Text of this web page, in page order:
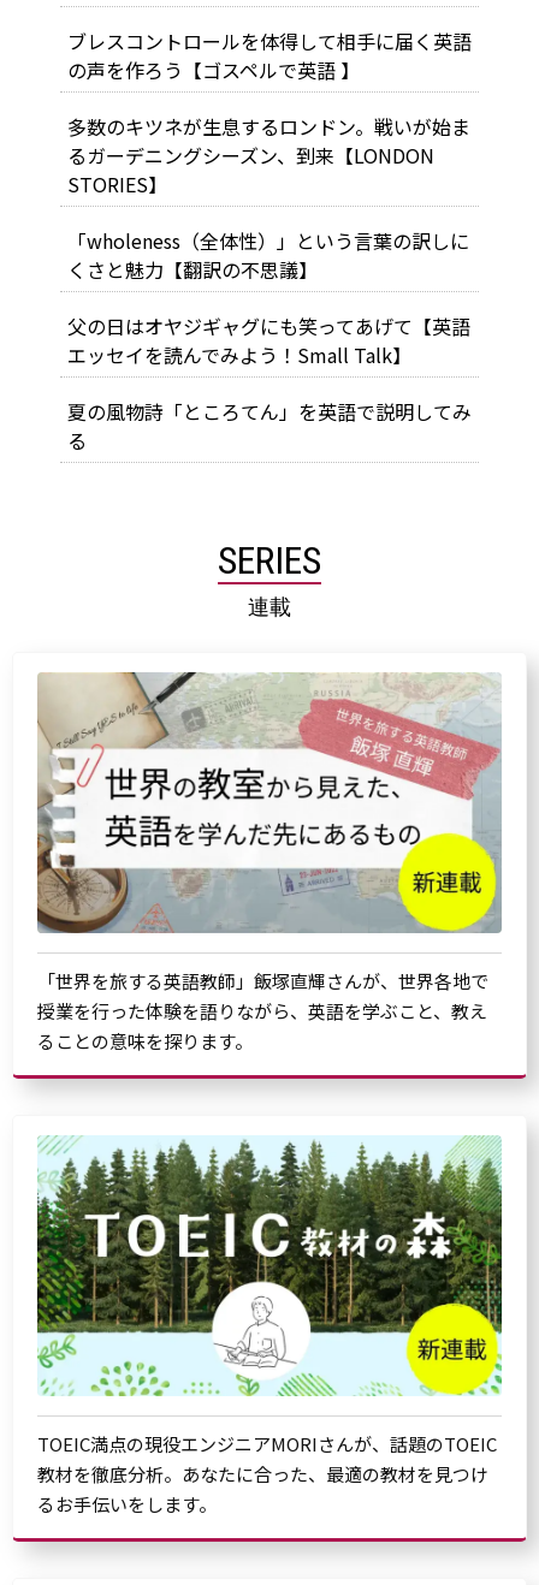
ブレスコントロールを体得して相手に届く英語
の声を作ろう【ゴスペルで英語 】
多数のキツネが生息するロンドン。戦いが始ま
るガーデニングシーズン、到来【LONDON
STORIES】
「wholeness（全体性）」という言葉の訳しに
くさと魅力【翻訳の不思議】
父の日はオヤジギャグにも笑ってあげて【英語
エッセイを読んでみよう！Small Talk】
夏の風物詩「ところてん」を英語で説明してみ
る
SERIES
連載
「世界を旅する英語教師」飯塚直輝さんが、世界各地で
授業を行った体験を語りながら、英語を学ぶこと、教え
ることの意味を探ります。
TOEIC満点の現役エンジニアMORIさんが、話題のTOEIC
教材を徹底分析。あなたに合った、最適の教材を見つけ
るお手伝いをします。